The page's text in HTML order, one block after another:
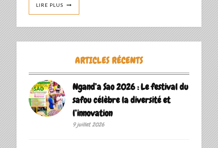
LIRE PLUS
ARTICLES RÉCENTS
Ngand’a Sao 2026 : Le festival du
safou célèbre la diversité et
l’innovation
9 juillet 2026